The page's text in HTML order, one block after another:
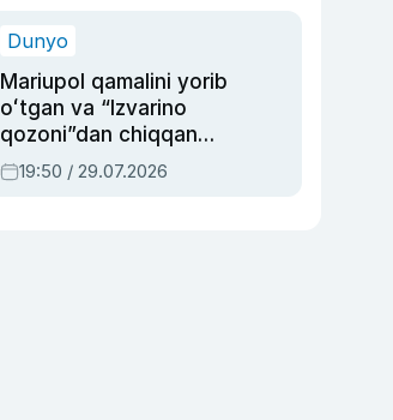
Dunyo
Mariupol qamalini yorib
oʻtgan va “Izvarino
qozoni”dan chiqqan
qahramon — Ukraina
armiyasi bosh
19:50 / 29.07.2026